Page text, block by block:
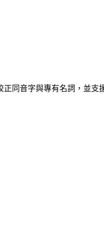
正同音字與專有名詞，並